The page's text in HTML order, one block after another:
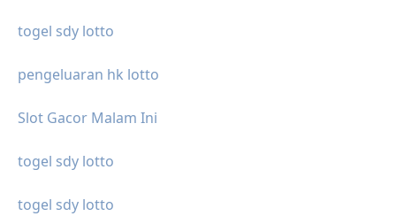
togel sdy lotto
pengeluaran hk lotto
Slot Gacor Malam Ini
togel sdy lotto
togel sdy lotto